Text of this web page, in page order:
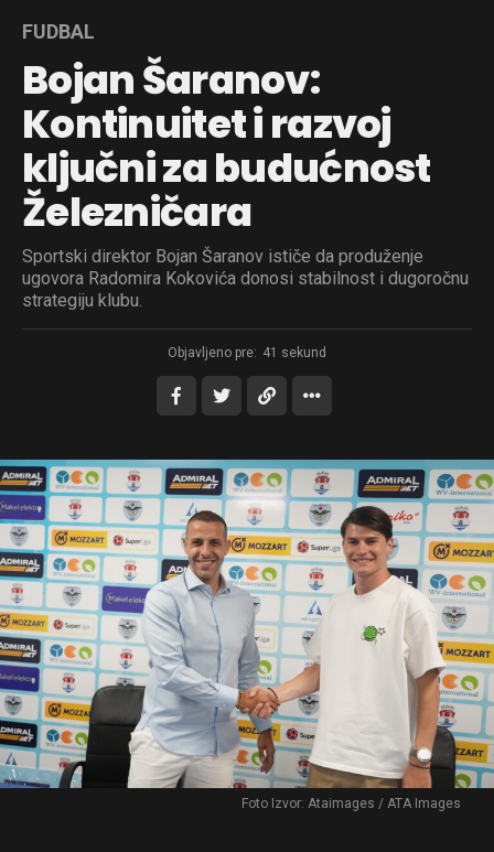
FUDBAL
Bojan Šaranov:
Kontinuitet i razvoj
ključni za budućnost
Železničara
Sportski direktor Bojan Šaranov ističe da produženje
ugovora Radomira Kokovića donosi stabilnost i dugoročnu
strategiju klubu.
Objavljeno pre: 41 sekund
Foto Izvor: Ataimages / ATA Images